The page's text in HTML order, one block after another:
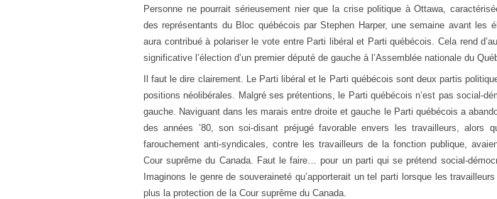
Personne ne pourrait sérieusement nier que la crise politique à Ottawa,
des représentants du Bloc québécois par Stephen Harper, une semaine avant les
aura contribué à polariser le vote entre Parti libéral et Parti québécois. Cela rend
significative l’élection d’un premier député de gauche à l’Assemblée nationale du
Il faut le dire clairement. Le Parti libéral et le Parti québécois sont deux partis
positions néolibérales. Malgré ses prétentions, le Parti québécois n’est pas social-
gauche. Naviguant dans les marais entre droite et gauche le Parti québécois a
des années ’80, son soi-disant préjugé favorable envers les travailleurs, alors
farouchement anti-syndicales, contre les travailleurs de la fonction publique,
Cour suprême du Canada. Faut le faire… pour un parti qui se prétend social-
Imaginons le genre de souveraineté qu’apporterait un tel parti lorsque les travailleurs
plus la protection de la Cour suprême du Canada.